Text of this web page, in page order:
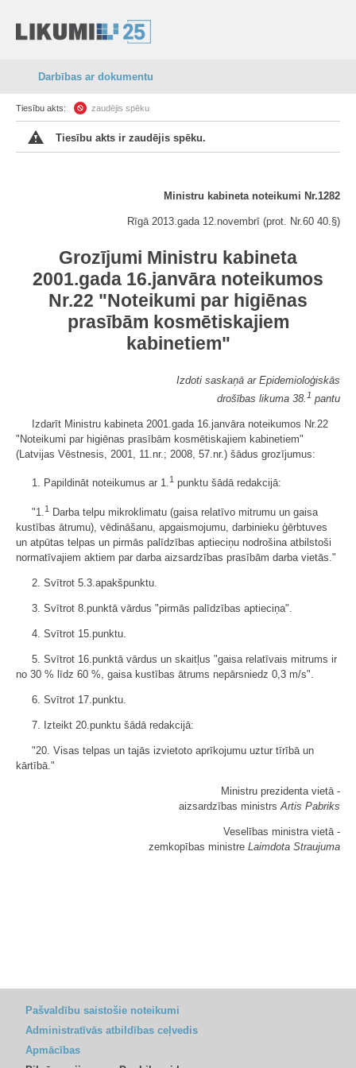
Darbības ar dokumentu
Tiesību akts: zaudējis spēku
Tiesību akts ir zaudējis spēku.
Ministru kabineta noteikumi Nr.1282
Rīgā 2013.gada 12.novembrī (prot. Nr.60 40.§)
Grozījumi Ministru kabineta
2001.gada 16.janvāra noteikumos
Nr.22 "Noteikumi par higiēnas
prasībām kosmētiskajiem
kabinetiem"
Izdoti saskaņā ar Epidemioloģiskās
drošības likuma 38. 1 pantu
Izdarīt Ministru kabineta 2001.gada 16.janvāra noteikumos Nr.22
"Noteikumi par higiēnas prasībām kosmētiskajiem kabinetiem"
(Latvijas Vēstnesis, 2001, 11.nr.; 2008, 57.nr.) šādus grozījumus:
1. Papildināt noteikumus ar 1.1 punktu šādā redakcijā:
"1. 1
Darba telpu mikroklimatu (gaisa relatīvo mitrumu un gaisa
kustības ātrumu), vēdināšanu, apgaismojumu, darbinieku ģērbtuves
un atpūtas telpas un pirmās palīdzības aptieciņu nodrošina atbilstoši
normatīvajiem aktiem par darba aizsardzības prasībām darba vietās."
2. Svītrot 5.3.apakšpunktu.
3. Svītrot 8.punktā vārdus "pirmās palīdzības aptieciņa".
4. Svītrot 15.punktu.
5. Svītrot 16.punktā vārdus un skaitļus "gaisa relatīvais mitrums ir
no 30 % līdz 60 %, gaisa kustības ātrums nepārsniedz 0,3 m/s".
6. Svītrot 17.punktu.
7. Izteikt 20.punktu šādā redakcijā:
"20. Visas telpas un tajās izvietoto aprīkojumu uztur tīrībā un
kārtībā."
Ministru prezidenta vietā -
aizsardzības ministrs Artis Pabriks
Veselības ministra vietā -
zemkopības ministre Laimdota Straujuma
Pašvaldību saistošie noteikumi
Administratīvās atbildības ceļvedis
Apmācības